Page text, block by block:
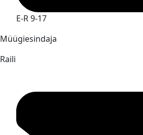
E-R 9-17
Müügiesindaja
Raili